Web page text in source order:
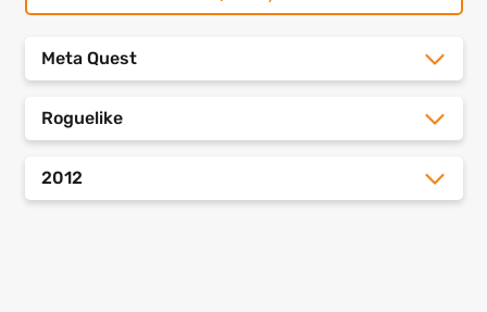
Meta Quest
Roguelike
2012